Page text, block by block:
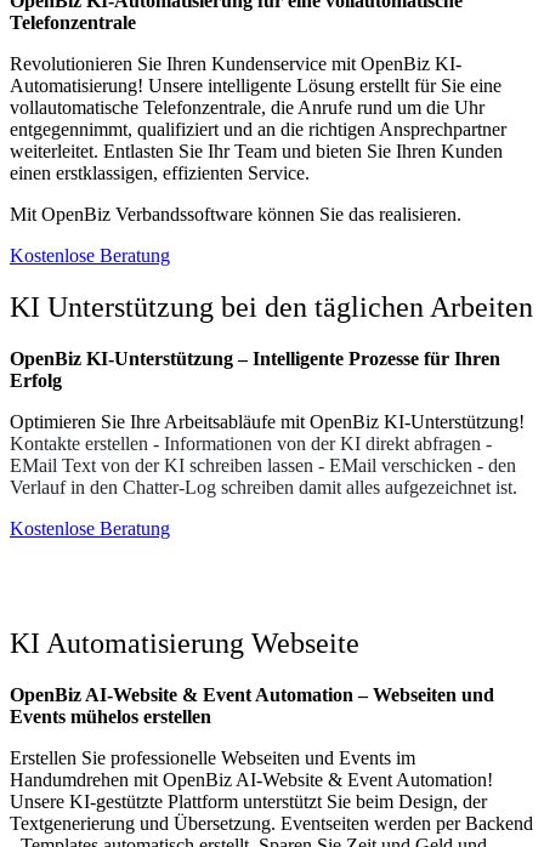
Telefonzentrale
Revolutionieren Sie Ihren Kundenservice mit OpenBiz KI-
Automatisierung! Unsere intelligente Lösung erstellt für Sie eine
vollautomatische Telefonzentrale, die Anrufe rund um die Uhr
entgegennimmt, qualifiziert und an die richtigen Ansprechpartner
weiterleitet. Entlasten Sie Ihr Team und bieten Sie Ihren Kunden
einen erstklassigen, effizienten Service.
Mit OpenBiz Verbandssoftware können Sie das realisieren.
Kostenlose Beratung
KI Unterstützung bei den täglichen Arbeiten
OpenBiz KI-Unterstützung – Intelligente Prozesse für Ihren
Erfolg
Optimieren Sie Ihre Arbeitsabläufe mit OpenBiz KI-Unterstützung!
Kontakte erstellen - Informationen von der KI direkt abfragen -
EMail Text von der KI schreiben lassen - EMail verschicken - den
Verlauf in den Chatter-Log schreiben damit alles aufgezeichnet ist.
Kostenlose Beratung
KI Automatisierung Webseite
OpenBiz AI-Website & Event Automation – Webseiten und
Events mühelos erstellen
Erstellen Sie professionelle Webseiten und Events im
Handumdrehen mit OpenBiz AI-Website & Event Automation!
Unsere KI-gestützte Plattform unterstützt Sie beim Design, der
Textgenerierung und Übersetzung. Eventseiten werden per Backend